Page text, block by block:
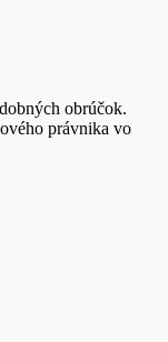
obrúčok.
právnika vo